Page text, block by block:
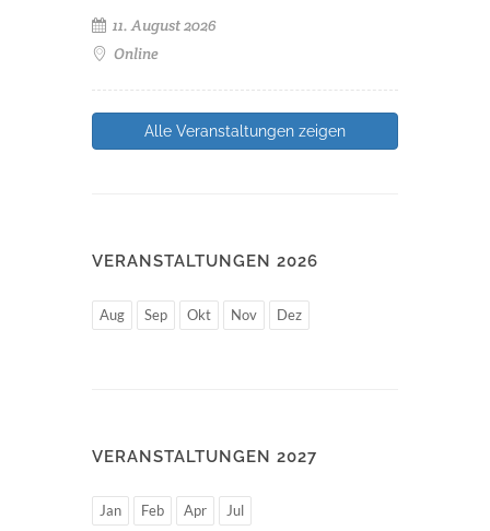
11. August 2026
Online
Alle Veranstaltungen zeigen
VERANSTALTUNGEN 2026
Aug Sep Okt Nov Dez
VERANSTALTUNGEN 2027
Jan Feb Apr Jul